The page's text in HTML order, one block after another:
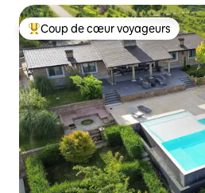
Coups de cœur voyageurs les
Coup de cœur voyageurs